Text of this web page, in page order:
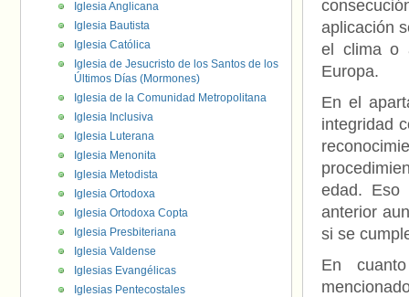
aplicación
el clima o
Europa.
En el
integridad
edad. Eso
anterior
si se
En
Iglesia Anglicana
Iglesia Bautista
Iglesia Católica
Iglesia de Jesucristo de los Santos de los
Últimos Días (Mormones)
Iglesia de la Comunidad Metropolitana
Iglesia Inclusiva
Iglesia Luterana
Iglesia Menonita
Iglesia Metodista
Iglesia Ortodoxa
Iglesia Ortodoxa Copta
Iglesia Presbiteriana
Iglesia Valdense
Iglesias Evangélicas
Iglesias Pentecostales